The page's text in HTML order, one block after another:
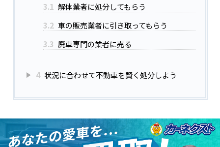
3.1 解体業者に処分してもらう
3.2 車の販売業者に引き取ってもらう
3.3 廃車専門の業者に売る
4 状況に合わせて不動車を賢く処分しよう